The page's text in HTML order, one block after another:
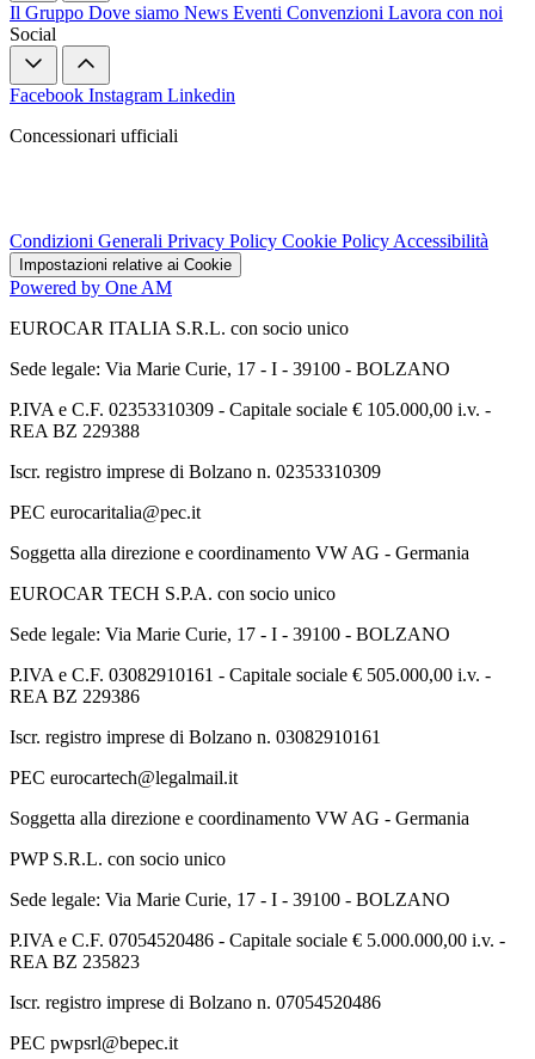
Il Gruppo Dove siamo News Eventi Convenzioni Lavora con noi
Social
Facebook Instagram Linkedin
Concessionari ufficiali
Condizioni Generali Privacy Policy Cookie Policy Accessibilità
Impostazioni relative ai Cookie
Powered by One AM
EUROCAR ITALIA S.R.L. con socio unico
Sede legale: Via Marie Curie, 17 - I - 39100 - BOLZANO
P.IVA e C.F. 02353310309 - Capitale sociale € 105.000,00 i.v. -
REA BZ 229388
Iscr. registro imprese di Bolzano n. 02353310309
PEC eurocaritalia@pec.it
Soggetta alla direzione e coordinamento VW AG - Germania
EUROCAR TECH S.P.A. con socio unico
Sede legale: Via Marie Curie, 17 - I - 39100 - BOLZANO
P.IVA e C.F. 03082910161 - Capitale sociale € 505.000,00 i.v. -
REA BZ 229386
Iscr. registro imprese di Bolzano n. 03082910161
PEC eurocartech@legalmail.it
Soggetta alla direzione e coordinamento VW AG - Germania
PWP S.R.L. con socio unico
Sede legale: Via Marie Curie, 17 - I - 39100 - BOLZANO
P.IVA e C.F. 07054520486 - Capitale sociale € 5.000.000,00 i.v. -
REA BZ 235823
Iscr. registro imprese di Bolzano n. 07054520486
PEC pwpsrl@bepec.it